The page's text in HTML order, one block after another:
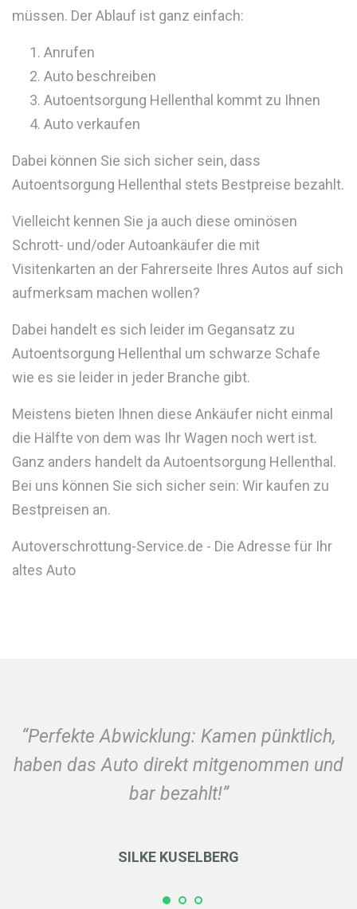
müssen. Der Ablauf ist ganz einfach:
Anrufen
Auto beschreiben
Autoentsorgung Hellenthal kommt zu Ihnen
Auto verkaufen
Dabei können Sie sich sicher sein, dass
Autoentsorgung Hellenthal stets Bestpreise bezahlt.
Vielleicht kennen Sie ja auch diese ominösen
Schrott- und/oder Autoankäufer die mit
Visitenkarten an der Fahrerseite Ihres Autos auf sich
aufmerksam machen wollen?
Dabei handelt es sich leider im Gegansatz zu
Autoentsorgung Hellenthal um schwarze Schafe
wie es sie leider in jeder Branche gibt.
Meistens bieten Ihnen diese Ankäufer nicht einmal
die Hälfte von dem was Ihr Wagen noch wert ist.
Ganz anders handelt da Autoentsorgung Hellenthal.
Bei uns können Sie sich sicher sein: Wir kaufen zu
Bestpreisen an.
Autoverschrottung-Service.de - Die Adresse für Ihr
altes Auto
“Perfekte Abwicklung: Kamen pünktlich,
haben das Auto direkt mitgenommen und
bar bezahlt!”
SILKE KUSELBERG